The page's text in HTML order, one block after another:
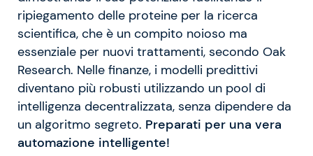
ripiegamento delle proteine per la ricerca
scientifica, che è un compito noioso ma
essenziale per nuovi trattamenti, secondo Oak
Research. Nelle finanze, i modelli predittivi
diventano più robusti utilizzando un pool di
intelligenza decentralizzata, senza dipendere da
un algoritmo segreto. Preparati per una vera
automazione intelligente!